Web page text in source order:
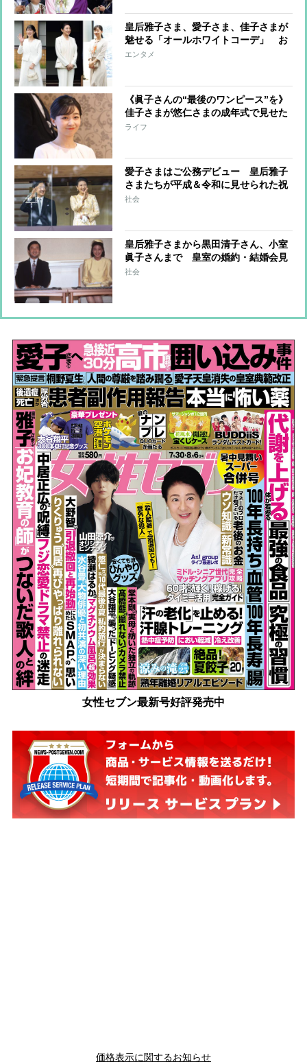
皇后雅子さま、愛子さま、佳子さまが
魅せる「オールホワイトコーデ」 お
しゃれに着こなすコツに注目
エンタメ
《眞子さんの“最後のワンピース”を》
佳子さまが悠仁さまの成年式で見せた
「お姉さまとともに」の思い
ライフ
愛子さまはご公務デビュー 皇后雅子
さまたちが平成＆令和に見せられた祝
賀のドレス姿
社会
皇后雅子さまから黒田清子さん、小室
眞子さんまで 皇室の婚約・結婚会見
のファッションと秘話
社会
女性セブン最新号好評発売中
価格表示に関するお知らせ